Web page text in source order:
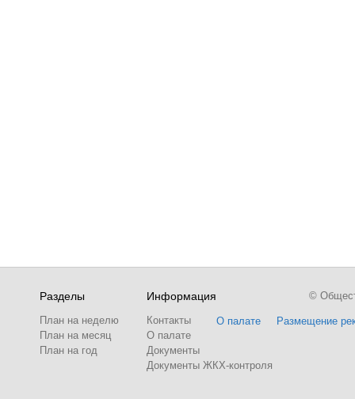
Разделы
План на неделю
План на месяц
План на год
Информация
Контакты
О палате
Документы
Документы ЖКХ-контроля
О палате Размещение
©